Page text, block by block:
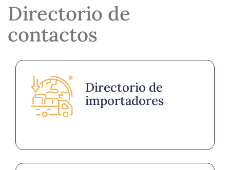
Directorio de
contactos
Directorio de
importadores